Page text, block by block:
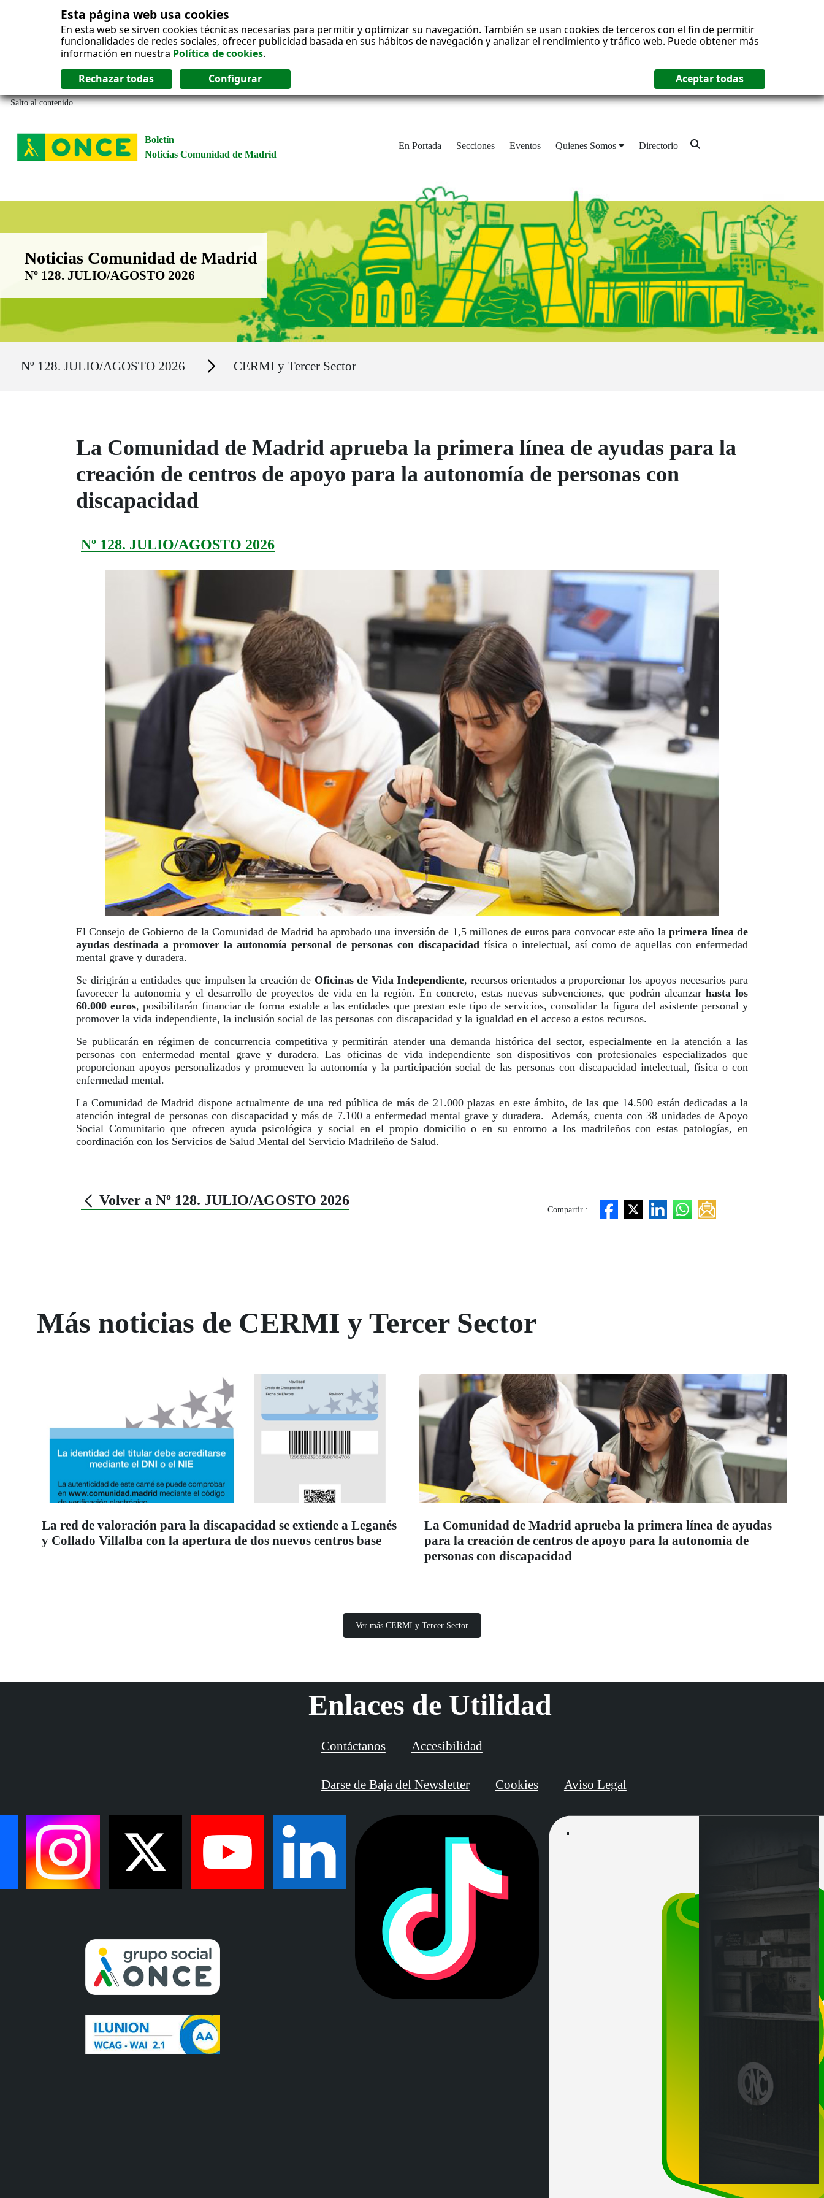
Esta página web usa cookies
En esta web se sirven cookies técnicas necesarias para permitir y optimizar su navegación. También se usan cookies de terceros con el fin de permitir
funcionalidades de redes sociales, ofrecer publicidad basada en sus hábitos de navegación y analizar el rendimiento y tráfico web. Puede obtener más
información en nuestra Política de cookies.
Salto al contenido
Boletín
Noticias Comunidad de Madrid
En Portada Secciones Eventos Quienes Somos Directorio
Boletín Noticias Comunidad de Madrid
Noticias Comunidad de Madrid
Nº 128. JULIO/AGOSTO 2026
Nº 128. JULIO/AGOSTO 2026 Secciones CERMI y Tercer Sector
La Comunidad de Madrid aprueba la primera línea de ayudas para la
creación de centros de apoyo para la autonomía de personas con
discapacidad
Nº 128. JULIO/AGOSTO 2026
El Consejo de Gobierno de la Comunidad de Madrid ha aprobado una inversión de 1,5 millones de euros para convocar este año laprimera línea de
ayudas destinada a promover la autonomía personal de personas con discapacidad física o intelectual, así como de aquellas con enfermedad
mental grave y duradera.
Se dirigirán a entidades que impulsen la creación de Oficinas de Vida Independiente, recursos orientados a proporcionar los apoyos necesarios para
favorecer la autonomía y el desarrollo de proyectos de vida en la región. En concreto, estas nuevas subvenciones, que podrán alcanzar hasta los
60.000 euros, posibilitarán financiar de forma estable a las entidades que prestan este tipo de servicios, consolidar la figura del asistente personal y
promover la vida independiente, la inclusión social de las personas con discapacidad y la igualdad en el acceso a estos recursos.
Se publicarán en régimen de concurrencia competitiva y permitirán atender una demanda histórica del sector, especialmente en la atención a las
personas con enfermedad mental grave y duradera. Las oficinas de vida independiente son dispositivos con profesionales especializados que
proporcionan apoyos personalizados y promueven la autonomía y la participación social de las personas con discapacidad intelectual, física o con
enfermedad mental.
La Comunidad de Madrid dispone actualmente de una red pública de más de 21.000 plazas en este ámbito, de las que 14.500 están dedicadas a la
atención integral de personas con discapacidad y más de 7.100 a enfermedad mental grave y duradera. Además, cuenta con 38 unidades de Apoyo
Social Comunitario que ofrecen ayuda psicológica y social en el propio domicilio o en su entorno a los madrileños con estas patologías, en
coordinación con los Servicios de Salud Mental del Servicio Madrileño de Salud.
Volver a Nº 128. JULIO/AGOSTO 2026
Compartir :
Más noticias de CERMI y Tercer Sector
La red de valoración para la discapacidad se extiende a Leganés
y Collado Villalba con la apertura de dos nuevos centros base
La Comunidad de Madrid aprueba la primera línea de ayudas
para la creación de centros de apoyo para la autonomía de
personas con discapacidad
Ver más CERMI y Tercer Sector
Enlaces de Utilidad
Contáctanos Accesibilidad
Darse de Baja del Newsletter Cookies Aviso Legal